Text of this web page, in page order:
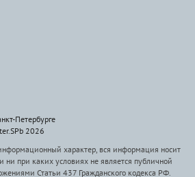
Петербурге
2026
характер, вся информация носит
ни при каких условиях не является публичной
Статьи 437 Гражданского кодекса РФ.